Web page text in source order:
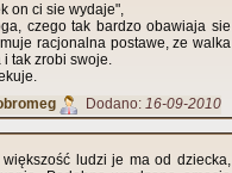
on ci sie wydaje",
czego tak bardzo obawiaja sie
racjonalna postawe, ze walka
tak zrobi swoje.
Dodano: 16-09-2010
ludzi je ma od dziecka,